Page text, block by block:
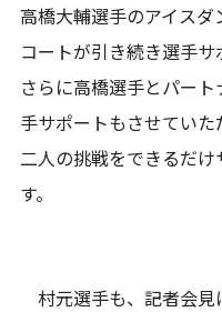
高橋大輔選手のアイス
コートが引き続き選手サ
さらに高橋選手とパー
手サポートもさせてい
二人の挑戦をできるだ
す。
村元選手も、記者会見